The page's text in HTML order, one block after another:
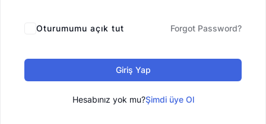
Oturumumu açık tut Forgot Password?
Giriş Yap
Hesabınız yok mu?Şimdi üye Ol